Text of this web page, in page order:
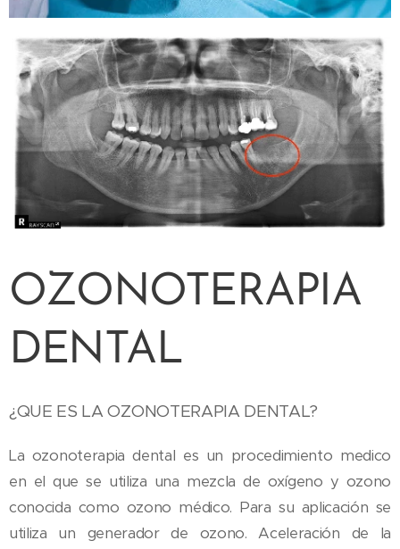
OZONOTERAPIA
DENTAL
¿QUE ES LA OZONOTERAPIA DENTAL?
La ozonoterapia dental es un procedimiento medico
en el que se utiliza una mezcla de oxígeno y ozono
conocida como ozono médico. Para su aplicación se
utiliza un generador de ozono. Aceleración de la